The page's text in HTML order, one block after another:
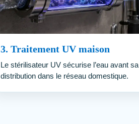
3. Traitement UV maison
Le stérilisateur UV sécurise l’eau avant sa
distribution dans le réseau domestique.